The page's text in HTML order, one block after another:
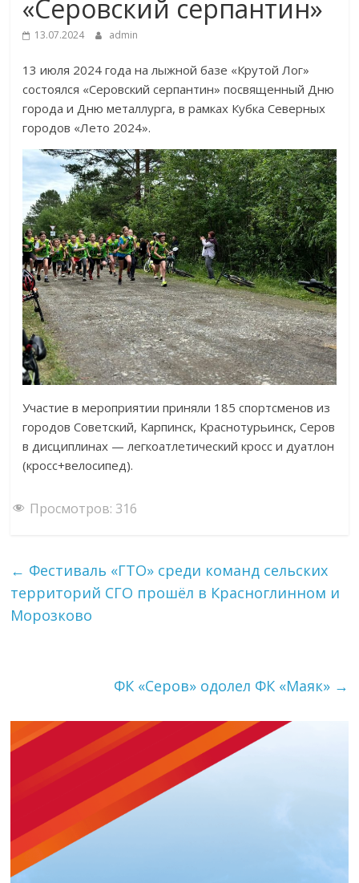
«Серовский серпантин»
13.07.2024 admin
13 июля 2024 года на лыжной базе «Крутой Лог»
состоялся «Серовский серпантин» посвященный Дню
города и Дню металлурга, в рамках Кубка Северных
городов «Лето 2024».
Участие в мероприятии приняли 185 спортсменов из
городов Советский, Карпинск, Краснотурьинск, Серов
в дисциплинах — легкоатлетический кросс и дуатлон
(кросс+велосипед).
Просмотров: 316
← Фестиваль «ГТО» среди команд сельских
территорий СГО прошёл в Красноглинном и
Морозково
ФК «Серов» одолел ФК «Маяк» →